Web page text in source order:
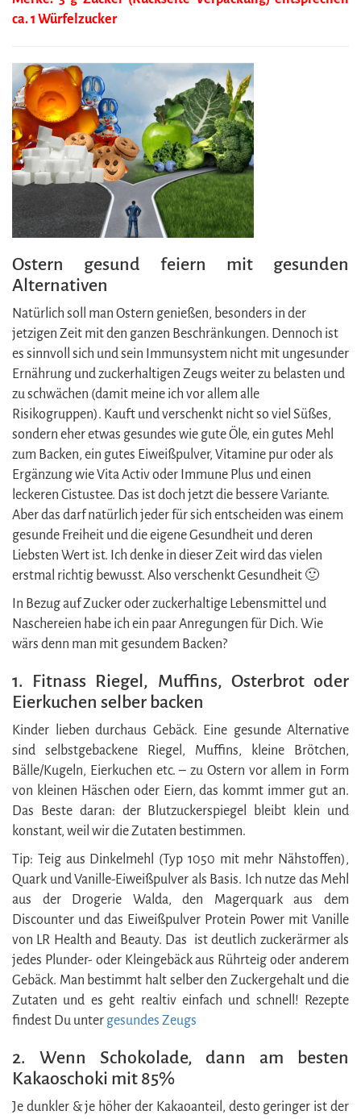
ca. 1 Würfelzucker
Ostern gesund feiern mit gesunden
Alternativen
Natürlich soll man Ostern genießen, besonders in der
jetzigen Zeit mit den ganzen Beschränkungen. Dennoch ist
es sinnvoll sich und sein Immunsystem nicht mit ungesunder
Ernährung und zuckerhaltigen Zeugs weiter zu belasten und
zu schwächen (damit meine ich vor allem alle
Risikogruppen). Kauft und verschenkt nicht so viel Süßes,
sondern eher etwas gesundes wie gute Öle, ein gutes Mehl
zum Backen, ein gutes Eiweißpulver, Vitamine pur oder als
Ergänzung wie Vita Activ oder Immune Plus und einen
leckeren Cistustee. Das ist doch jetzt die bessere Variante.
Aber das darf natürlich jeder für sich entscheiden was einem
gesunde Freiheit und die eigene Gesundheit und deren
Liebsten Wert ist. Ich denke in dieser Zeit wird das vielen
erstmal richtig bewusst. Also verschenkt Gesundheit 🙂
In Bezug auf Zucker oder zuckerhaltige Lebensmittel und
Naschereien habe ich ein paar Anregungen für Dich. Wie
wärs denn man mit gesundem Backen?
1. Fitnass Riegel, Muffins, Osterbrot oder
Eierkuchen selber backen
Kinder lieben durchaus Gebäck. Eine gesunde Alternative
sind selbstgebackene Riegel, Muffins, kleine Brötchen,
Bälle/Kugeln, Eierkuchen etc. – zu Ostern vor allem in Form
von kleinen Häschen oder Eiern, das kommt immer gut an.
Das Beste daran: der Blutzuckerspiegel bleibt klein und
konstant, weil wir die Zutaten bestimmen.
Tip: Teig aus Dinkelmehl (Typ 1050 mit mehr Nähstoffen),
Quark und Vanille-Eiweißpulver als Basis. Ich nutze das Mehl
aus der Drogerie Walda, den Magerquark aus dem
Discounter und das Eiweißpulver Protein Power mit Vanille
von LR Health and Beauty. Das ist deutlich zuckerärmer als
jedes Plunder- oder Kleingebäck aus Rührteig oder anderem
Gebäck. Man bestimmt halt selber den Zuckergehalt und die
Zutaten und es geht realtiv einfach und schnell! Rezepte
findest Du unter gesundes Zeugs
2. Wenn Schokolade, dann am besten
Kakaoschoki mit 85%
Je dunkler & je höher der Kakaoanteil, desto geringer ist der